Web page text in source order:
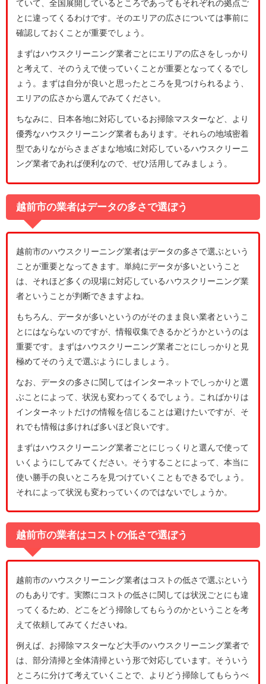
ていて、全国展開しているところであってもそれぞれの拠点ご
とに違ってくるわけです。そのエリアの広さについては事前に
確認しておくことが重要でしょう。
まずはハウスクリーニング業者ごとにエリアの広さをしっかり
と考えて、そのうえで使っていくことが重要となってくるでし
ょう。まずは自分が良いと思ったところを見つけられるよう、
エリアの広さから選んでみてください。
ちなみに、日本各地に対応しているお掃除マスターなど、より
優秀なハウスクリーニング業者もあります。それらの地域密着
型でありながらさまざまな地域に対応しているハウスクリーニ
ング業者であれば便利なので、ぜひ活用してみましょう。
越前市の業者はデータの多さで選ぼう
越前市のハウスクリーニング業者はデータの多さで選ぶという
ことが重要となってきます。単純にデータが多いということ
は、それほど多くの現場に対応しているハウスクリーニング業
者ということが判断できますよね。
もちろん、データが多いというのがそのまま良い業者というこ
とにはならないのですが、情報収集できるかどうかというのは
重要です。まずはハウスクリーニング業者ごとにしっかりと見
極めてそのうえで選ぶようにしましょう。
なお、データの多さに関してはインターネットでしっかりと選
ぶことによって、状況も変わってくるでしょう。こればかりは
インターネットだけの情報を信じることは避けたいですが、そ
れでも情報は多ければ多いほど良いです。
まずはハウスクリーニング業者ごとにじっくりと選んで使って
いくようにしてみてください。そうすることによって、本当に
使い勝手の良いところを見つけていくこともできるでしょう。
それによって状況も変わっていくのではないでしょうか。
越前市の業者はコストの低さで選ぼう
越前市のハウスクリーニング業者はコストの低さで選ぶという
のもありです。実際にコストの低さに関しては状況ごとにも違
ってくるため、どこをどう掃除してもらうのかということを考
えて依頼してみてくださいね。
例えば、お掃除マスターなど大手のハウスクリーニング業者で
は、部分清掃と全体清掃という形で対応しています。そういう
ところに分けて考えていくことで、よりどう掃除してもらうべ